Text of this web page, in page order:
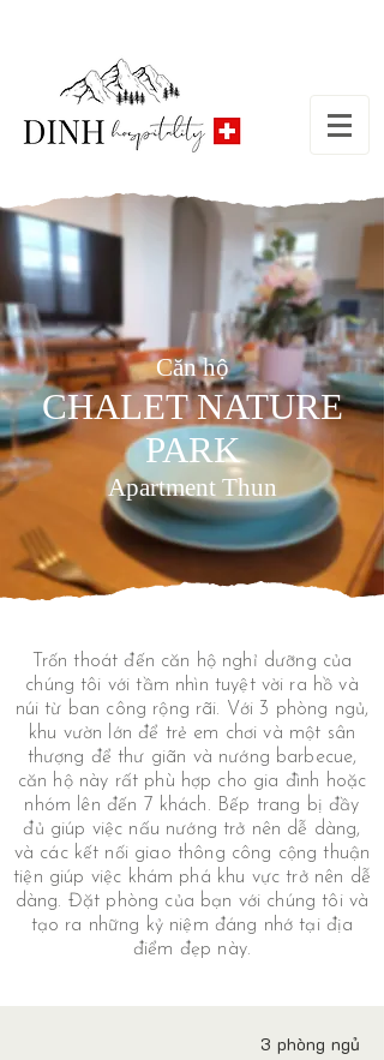
Căn hộ
CHALET NATURE
PARK
Apartment Thun
Trốn thoát đến căn hộ nghỉ dưỡng của
chúng tôi với tầm nhìn tuyệt vời ra hồ và
núi từ ban công rộng rãi. Với 3 phòng ngủ,
khu vườn lớn để trẻ em chơi và một sân
thượng để thư giãn và nướng barbecue,
căn hộ này rất phù hợp cho gia đình hoặc
nhóm lên đến 7 khách. Bếp trang bị đầy
đủ giúp việc nấu nướng trở nên dễ dàng,
và các kết nối giao thông công cộng thuận
tiện giúp việc khám phá khu vực trở nên dễ
dàng. Đặt phòng của bạn với chúng tôi và
tạo ra những kỷ niệm đáng nhớ tại địa
điểm đẹp này.
3 phòng ngủ